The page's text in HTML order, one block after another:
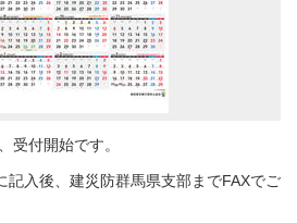
受付開始です。
記入後、建災防群馬県支部までFAXでご